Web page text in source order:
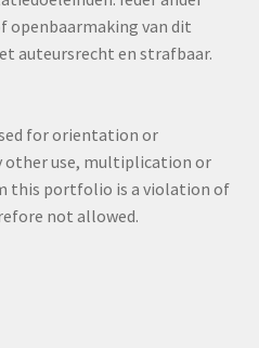
openbaarmaking van dit
auteursrecht en strafbaar.
for orientation or
other use, multiplication or
this portfolio is a violation of
not allowed.